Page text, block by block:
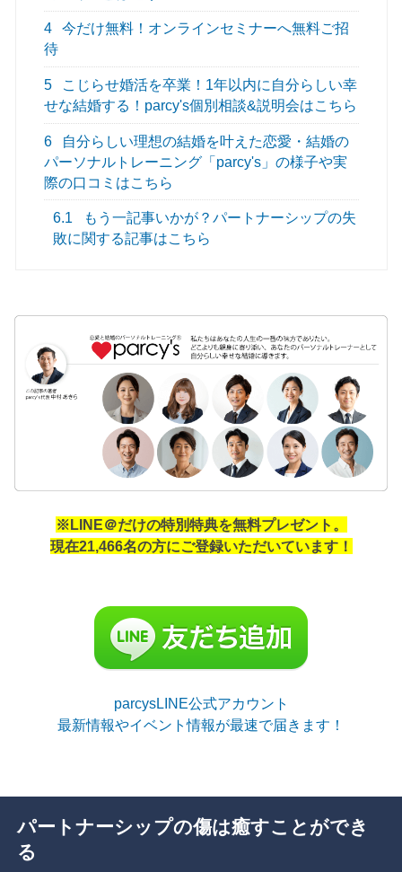
4
今だけ無料！オンラインセミナーへ無料ご招
待
5
こじらせ婚活を卒業！1年以内に自分らしい幸
せな結婚する！parcy's個別相談&説明会はこちら
6
自分らしい理想の結婚を叶えた恋愛・結婚の
パーソナルトレーニング「parcy's」の様子や実
際の口コミはこちら
6.1
もう一記事いかが？パートナーシップの失
敗に関する記事はこちら
※LINE＠だけの特別特典を無料プレゼント。
現在21,466名の方にご登録いただいています！
parcysLINE公式アカウント
最新情報やイベント情報が最速で届きます！
パートナーシップの傷は癒すことができ
る